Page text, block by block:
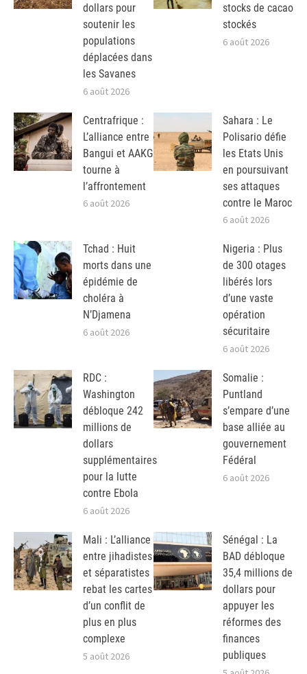
dollars pour
soutenir les
populations
déplacées dans
les Savanes
6 août 2026
stocks de cacao
stockés
6 août 2026
Centrafrique :
L’alliance entre
Bangui et AAKG
tourne à
l’affrontement
6 août 2026
Sahara : Le
Polisario défie
les Etats Unis
en poursuivant
ses attaques
contre le Maroc
6 août 2026
Tchad : Huit
morts dans une
épidémie de
choléra à
N’Djamena
6 août 2026
Nigeria : Plus
de 300 otages
libérés lors
d’une vaste
opération
sécuritaire
6 août 2026
RDC :
Washington
débloque 242
millions de
dollars
supplémentaires
pour la lutte
contre Ebola
6 août 2026
Somalie :
Puntland
s’empare d’une
base alliée au
gouvernement
Fédéral
6 août 2026
Mali : L’alliance
entre jihadistes
et séparatistes
rebat les cartes
d’un conflit de
plus en plus
complexe
5 août 2026
Sénégal : La
BAD débloque
35,4 millions de
dollars pour
appuyer les
réformes des
finances
publiques